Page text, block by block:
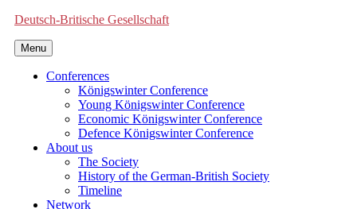
Deutsch-Britische Gesellschaft
Menu
Conferences
Königswinter Conference
Young Königswinter Conference
Economic Königswinter Conference
Defence Königswinter Conference
About us
The Society
History of the German-British Society
Timeline
Network